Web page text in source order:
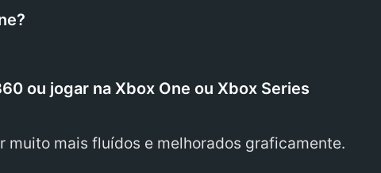
ou jogar na Xbox One ou Xbox Series
muito mais fluídos e melhorados graficamente.